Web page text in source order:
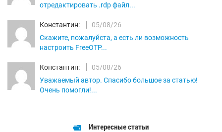
отредактировать .rdp файл...
Константин:
05/08/26
Скажите, пожалуйста, а есть ли возможность
настроить FreeOTP...
Константин:
05/08/26
Уважаемый автор. Спасибо большое за статью!
Очень помогли!...
Интересные статьи